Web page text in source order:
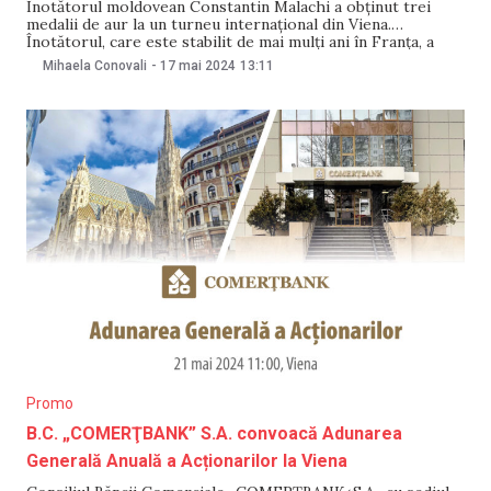
Înotătorul moldovean Constantin Malachi a obținut trei
medalii de aur la un turneu internațional din Viena.
Înotătorul, care este stabilit de mai mulți ani în Franța, a
evoluat la competiție alături de sportivi din 9 țări. El a
reprezentat Moldova. Precizările au fost făcute de
Mihaela Conovali - 17 mai 2024 13:11
Promo
B.C. „COMERŢBANK” S.A. convoacă Adunarea
Generală Anuală a Acționarilor la Viena